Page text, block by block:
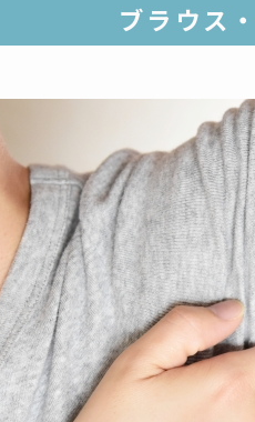
ブラウス